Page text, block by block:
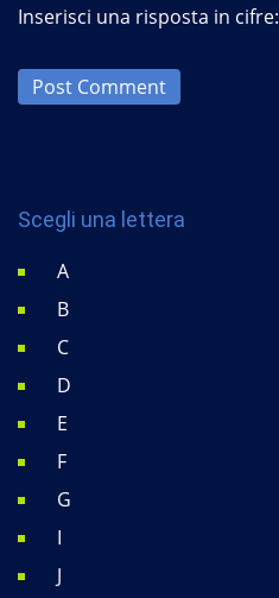
Inserisci una risposta in cifre:
Post Comment
Scegli una lettera
A
B
C
D
E
F
G
I
J